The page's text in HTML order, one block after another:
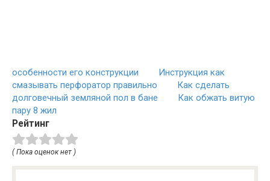
особенности его конструкции
Инструкция как
смазывать перфоратор правильно
Как сделать
долговечный земляной пол в бане
Как обжать витую
пару 8 жил
Рейтинг
( Пока оценок нет )